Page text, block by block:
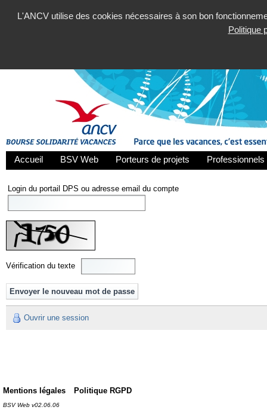
L'ANCV utilise des cookies nécessaires à son bon
Politique
Accueil BSV Web Porteurs de projets
Login du portail DPS ou adresse email du compte
Vérification du texte
Ouvrir une session
Mentions légales Politique RGPD
BSV Web v02.06.06